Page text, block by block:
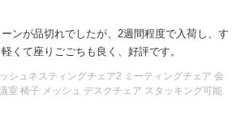
ンが品切れでしたが、2週間程度で入荷し、す
くて座りごごちも良く、好評です。
シュネスティングチェア2 ミーティングチェア 会
室 椅子 メッシュ デスクチェア スタッキング可能